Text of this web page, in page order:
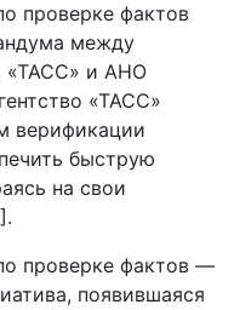
проверке фактов
между
«ТАСС» и АНО
«ТАСС»
верификации
быструю
на свои
проверке фактов —
появившаяся